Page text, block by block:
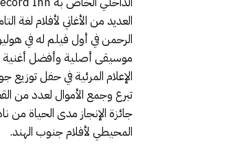
موسيقى أصلية وأفضل أغنية
المحيطي لأفلام جنوب الهند.